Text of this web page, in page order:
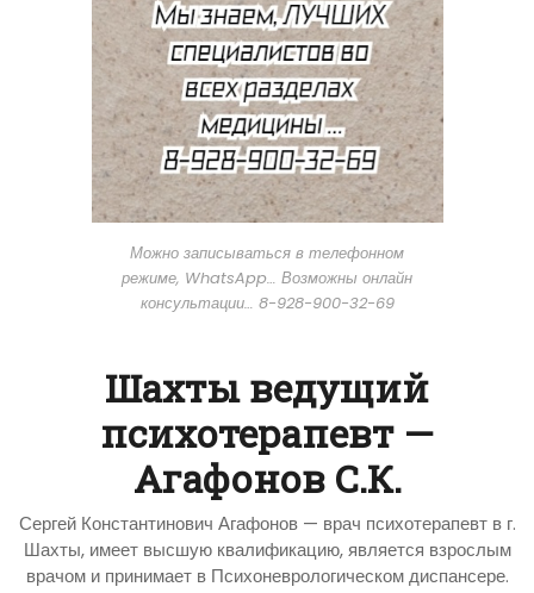
Можно записываться в телефонном
режиме, WhatsApp… Возможны онлайн
консультации… 8-928-900-32-69
Шахты ведущий
психотерапевт —
Агафонов С.К.
Сергей Константинович Агафонов — врач психотерапевт в г.
Шахты, имеет высшую квалификацию, является взрослым
врачом и принимает в Психоневрологическом диспансере.